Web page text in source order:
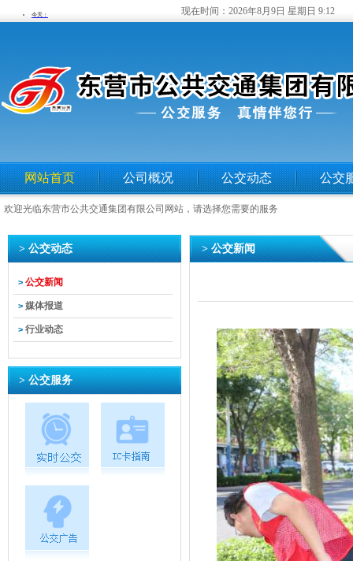
现在时间： 2026年8月9日 星期日 9:12
网站首页 公司概况 公交动态 公交
欢迎光临东营市公共交通集团有限公司网站，请选择您需要的服务
> 公交动态
> 公交新闻
> 媒体报道
> 行业动态
> 公交服务
> 公交新闻